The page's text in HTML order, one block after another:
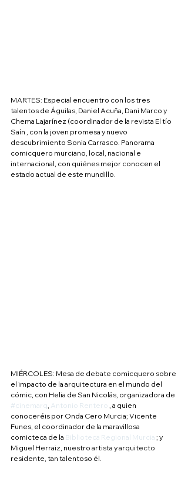
MARTES: Especial encuentro con los tres
talentos de Águilas, Daniel Acuña, Dani Marco y
Chema Lajarínez (coordinador de la revista El tío
Saín , con la joven promesa y nuevo
descubrimiento Sonia Carrasco. Panorama
comicquero murciano, local, nacional e
internacional, con quiénes mejor conocen el
estado actual de este mundillo.
MIÉRCOLES: Mesa de debate comicquero sobre
el impacto de la arquitectura en el mundo del
cómic, con Helia de San Nicolás, organizadora de
#cinemarq Antonio Rentero , a quien
conoceréis por Onda Cero Murcia; Vicente
Funes, el coordinador de la maravillosa
comicteca de la Biblioteca Regional Murcia ; y
Miguel Herraiz, nuestro artista y arquitecto
residente, tan talentoso él.